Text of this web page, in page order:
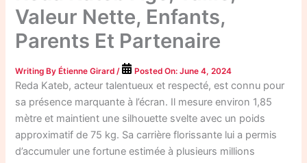
Valeur Nette, Enfants,
Parents Et Partenaire
Writing ByÉtienne Girard / Posted On:June 4, 2024
Reda Kateb, acteur talentueux et respecté, est connu pour
sa présence marquante à l’écran. Il mesure environ 1,85
mètre et maintient une silhouette svelte avec un poids
approximatif de 75 kg. Sa carrière florissante lui a permis
d’accumuler une fortune estimée à plusieurs millions